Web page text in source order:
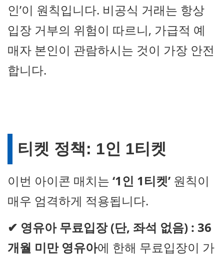
인’이 원칙입니다. 비공식 거래는 항상
입장 거부의 위험이 따르니, 가급적 예
매자 본인이 관람하시는 것이 가장 안전
합니다.
티켓 정책: 1인 1티켓
이번 아이콘 매치는 ‘1인 1티켓’ 원칙이
매우 엄격하게 적용됩니다.
✔ 영유아 무료입장 (단, 좌석 없음) : 36
개월 미만 영유아에 한해 무료입장이 가